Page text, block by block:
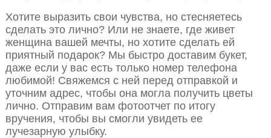
Хотите выразить свои чувства, но стесняетесь
сделать это лично? Или не знаете, где живет
женщина вашей мечты, но хотите сделать ей
приятный подарок? Мы быстро доставим букет,
даже если у вас есть только номер телефона
любимой! Свяжемся с ней перед отправкой и
уточним адрес, чтобы она могла получить цветы
лично. Отправим вам фотоотчет по итогу
вручения, чтобы вы смогли увидеть ее
лучезарную улыбку.